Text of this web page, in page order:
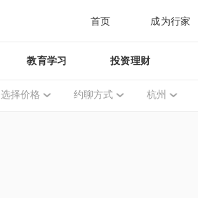
首页 成为行家
教育学习 投资理财
选择价格 约聊方式 杭州